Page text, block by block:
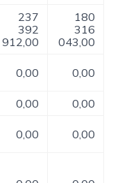
237
392
912,00
180
316
043,00
0,00 0,00
0,00
0,00
0,00 0,00